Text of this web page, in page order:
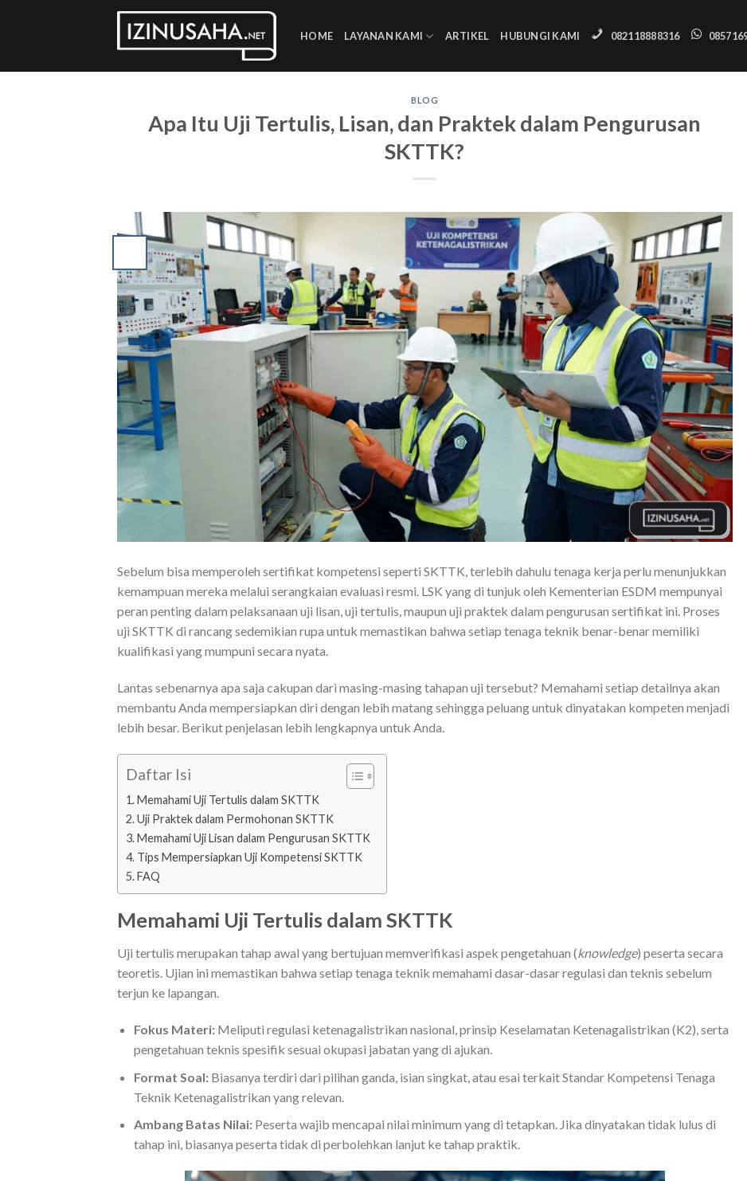
HOME LAYANAN KAMI ARTIKEL HUBUNGI KAMI 082118888316
BLOG
Apa Itu Uji Tertulis, Lisan, dan Praktek dalam Pengurusan
SKTTK?
Sebelum bisa memperoleh sertifikat kompetensi seperti SKTTK, terlebih dahulu tenaga kerja perlu menunjukkan
kemampuan mereka melalui serangkaian evaluasi resmi. LSK yang di tunjuk oleh Kementerian ESDM mempunyai
peran penting dalam pelaksanaan uji lisan, uji tertulis, maupun uji praktek dalam pengurusan sertifikat ini. Proses
uji SKTTK di rancang sedemikian rupa untuk memastikan bahwa setiap tenaga teknik benar-benar memiliki
kualifikasi yang mumpuni secara nyata.
Lantas sebenarnya apa saja cakupan dari masing-masing tahapan uji tersebut? Memahami setiap detailnya akan
membantu Anda mempersiapkan diri dengan lebih matang sehingga peluang untuk dinyatakan kompeten menjadi
lebih besar. Berikut penjelasan lebih lengkapnya untuk Anda.
Daftar Isi
Memahami Uji Tertulis dalam SKTTK
Uji Praktek dalam Permohonan SKTTK
Memahami Uji Lisan dalam Pengurusan SKTTK
Tips Mempersiapkan Uji Kompetensi SKTTK
FAQ
Memahami Uji Tertulis dalam SKTTK
Uji tertulis merupakan tahap awal yang bertujuan memverifikasi aspek pengetahuan (knowledge) peserta secara
teoretis. Ujian ini memastikan bahwa setiap tenaga teknik memahami dasar-dasar regulasi dan teknis sebelum
terjun ke lapangan.
Fokus Materi:Meliputi regulasi ketenagalistrikan nasional, prinsip Keselamatan Ketenagalistrikan (K2), serta
pengetahuan teknis spesifik sesuai okupasi jabatan yang di ajukan.
Format Soal:Biasanya terdiri dari pilihan ganda, isian singkat, atau esai terkait Standar Kompetensi Tenaga
Teknik Ketenagalistrikan yang relevan.
Ambang Batas Nilai:Peserta wajib mencapai nilai minimum yang di tetapkan. Jika dinyatakan tidak lulus di
tahap ini, biasanya peserta tidak di perbolehkan lanjut ke tahap praktik.